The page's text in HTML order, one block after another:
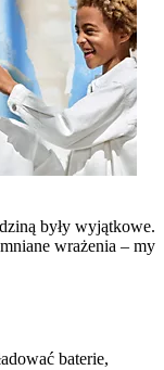
były wyjątkowe.
wrażenia – my
baterie,